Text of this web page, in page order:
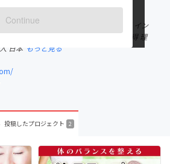
Continue
設定
役 小野寺 朋美 《経歴》 建築デザイン課 イン
ィカルアロマセラピー協会 講師資格取得 理
日本 もっと見る
投稿したプロジェクト 2